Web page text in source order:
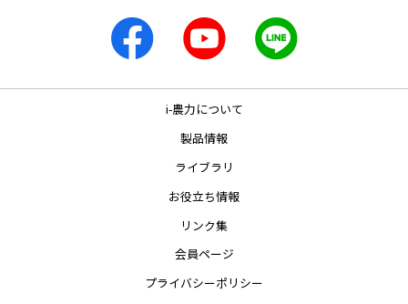
i-農力について
製品情報
ライブラリ
お役立ち情報
リンク集
会員ページ
プライバシーポリシー